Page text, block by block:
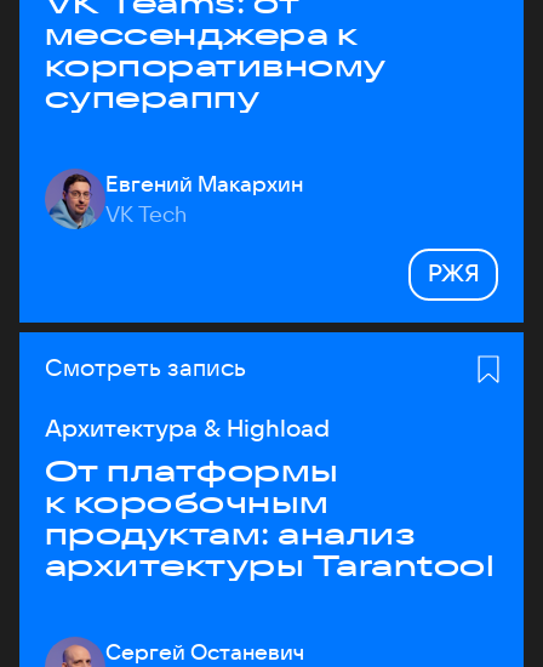
мессенджера к
корпоративному
супераппу
Евгений Макархин
VK Tech
РЖЯ
Смотреть запись
Архитектура & Highload
От платформы
к коробочным
продуктам: анализ
архитектуры Tarantool
Сергей Останевич